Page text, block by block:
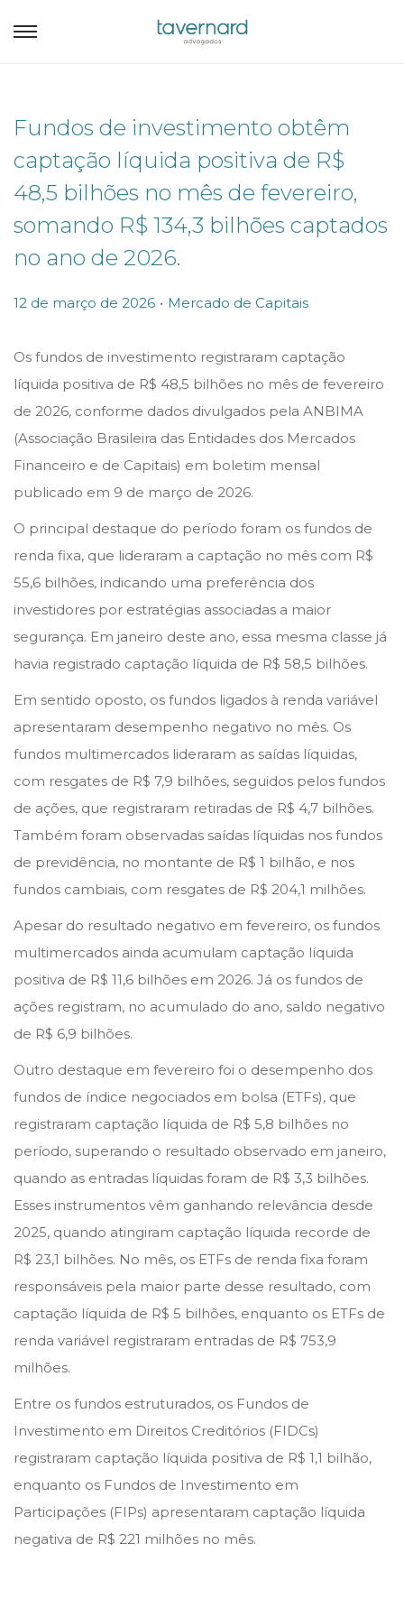
Fundos de investimento obtêm
captação líquida positiva de R$
48,5 bilhões no mês de fevereiro,
somando R$ 134,3 bilhões captados
no ano de 2026.
P
s
t
e
d
o
n
12 de março de 2026 . P
s
t
e
d
i
n
Mercado de Capitais
Os fundos de investimento registraram captação
líquida positiva de R$ 48,5 bilhões no mês de fevereiro
de 2026, conforme dados divulgados pela ANBIMA
(Associação Brasileira das Entidades dos Mercados
Financeiro e de Capitais) em boletim mensal
publicado em 9 de março de 2026.
O principal destaque do período foram os fundos de
renda fixa, que lideraram a captação no mês com R$
55,6 bilhões, indicando uma preferência dos
investidores por estratégias associadas a maior
segurança. Em janeiro deste ano, essa mesma classe já
havia registrado captação líquida de R$ 58,5 bilhões.
Em sentido oposto, os fundos ligados à renda variável
apresentaram desempenho negativo no mês. Os
fundos multimercados lideraram as saídas líquidas,
com resgates de R$ 7,9 bilhões, seguidos pelos fundos
de ações, que registraram retiradas de R$ 4,7 bilhões.
Também foram observadas saídas líquidas nos fundos
de previdência, no montante de R$ 1 bilhão, e nos
fundos cambiais, com resgates de R$ 204,1 milhões.
Apesar do resultado negativo em fevereiro, os fundos
multimercados ainda acumulam captação líquida
positiva de R$ 11,6 bilhões em 2026. Já os fundos de
ações registram, no acumulado do ano, saldo negativo
de R$ 6,9 bilhões.
Outro destaque em fevereiro foi o desempenho dos
fundos de índice negociados em bolsa (ETFs), que
registraram captação líquida de R$ 5,8 bilhões no
período, superando o resultado observado em janeiro,
quando as entradas líquidas foram de R$ 3,3 bilhões.
Esses instrumentos vêm ganhando relevância desde
2025, quando atingiram captação líquida recorde de
R$ 23,1 bilhões. No mês, os ETFs de renda fixa foram
responsáveis pela maior parte desse resultado, com
captação líquida de R$ 5 bilhões, enquanto os ETFs de
renda variável registraram entradas de R$ 753,9
milhões.
Entre os fundos estruturados, os Fundos de
Investimento em Direitos Creditórios (FIDCs)
registraram captação líquida positiva de R$ 1,1 bilhão,
enquanto os Fundos de Investimento em
Participações (FIPs) apresentaram captação líquida
negativa de R$ 221 milhões no mês.